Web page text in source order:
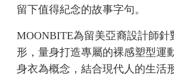
留下值得紀念的故事字句。
MOONBITE為留美亞裔設計師針
形，量身打造專屬的裸感塑型運
身衣為概念，結合現代人的生活